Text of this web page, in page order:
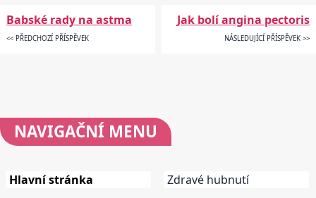
Babské rady na astma
<< PŘEDCHOZÍ PŘÍSPĚVEK
Jak bolí angina pectoris
NÁSLEDUJÍCÍ PŘÍSPĚVEK >>
NAVIGAČNÍ MENU
Hlavní stránka Zdravé hubnutí